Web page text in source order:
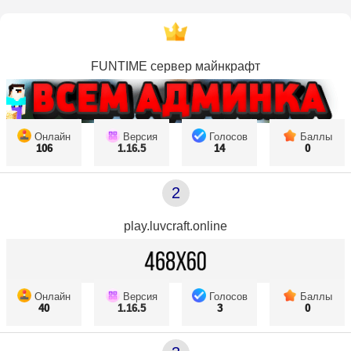
FUNTIME сервер майнкрафт
Онлайн
106
Версия
1.16.5
Голосов
14
Баллы
0
2
play.luvcraft.online
Онлайн
40
Версия
1.16.5
Голосов
3
Баллы
0